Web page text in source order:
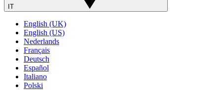
IT
English (UK)
English (US)
Nederlands
Français
Deutsch
Español
Italiano
Polski